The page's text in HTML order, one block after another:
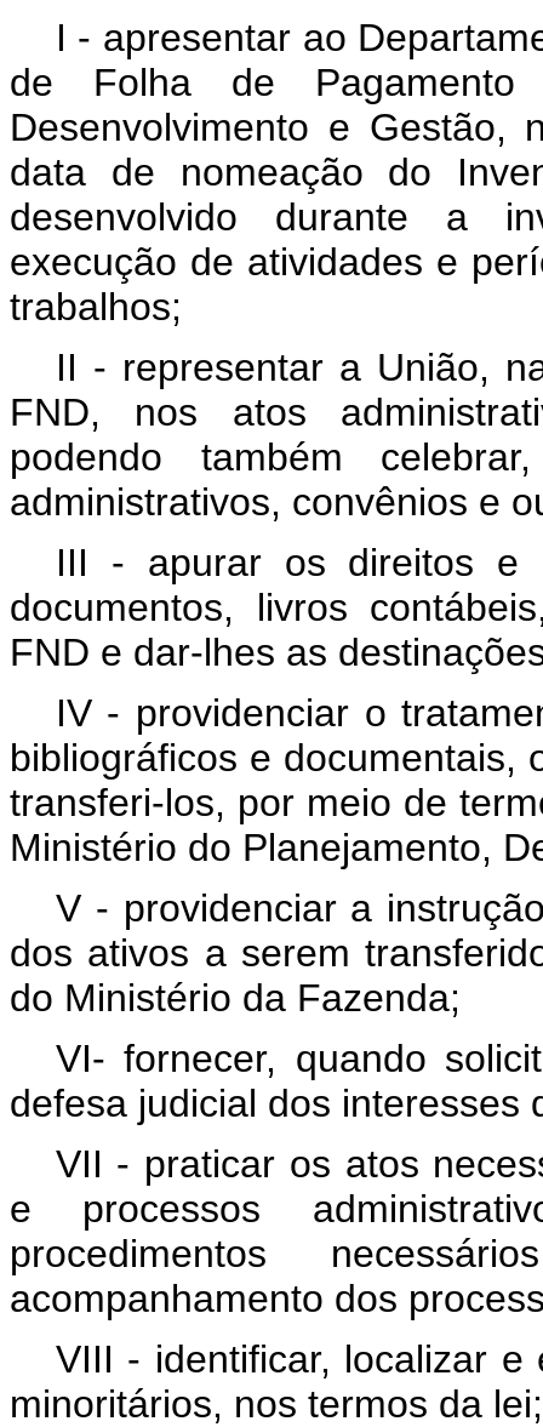
I - apresentar ao
de Folha de
Desenvolvimento e
data de nomeação do
desenvolvido durante a
execução de atividades e
trabalhos;
II - representar a União,
FND, nos atos
podendo também
administrativos, convênios e
III - apurar os direitos e
documentos, livros
FND e dar-lhes as
IV - providenciar o
bibliográficos e documentais,
transferi-los, por meio de
Ministério do Planejamento,
V - providenciar a
dos ativos a serem
do Ministério da Fazenda;
VI- fornecer, quando
defesa judicial dos interesses
VII - praticar os atos
e processos
procedimentos
acompanhamento dos
VIII - identificar, localizar
minoritários, nos termos da lei;